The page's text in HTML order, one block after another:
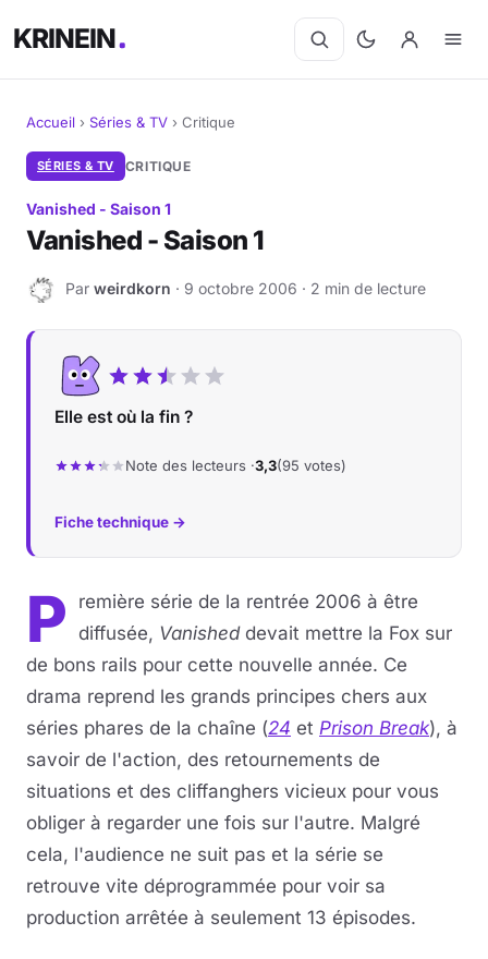
KRINEIN
Cinéma
Séries
Livres
Jeux vidéo
Musique
Sciences & Tech
Forum
Accueil › Séries & TV › Critique
SÉRIES & TV CRITIQUE
Vanished - Saison 1
Vanished - Saison 1
W Par weirdkorn · 9 octobre 2006 · 2 min de lecture
Elle est où la fin ?
Note des lecteurs ·3,3(95 votes)
Fiche technique →
P
remière série de la rentrée 2006 à être
diffusée, Vanisheddevait mettre la Fox sur
de bons rails pour cette nouvelle année. Ce
drama reprend les grands principes chers aux
séries phares de la chaîne (24 et Prison Break), à
savoir de l'action, des retournements de
situations et des cliffanghers vicieux pour vous
obliger à regarder une fois sur l'autre. Malgré
cela, l'audience ne suit pas et la série se
retrouve vite déprogrammée pour voir sa
production arrêtée à seulement 13 épisodes.